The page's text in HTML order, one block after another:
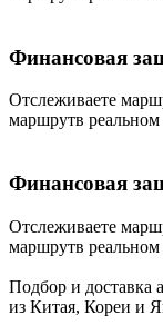
Финансовая
Отслеживаете
маршрутв
Финансовая
Отслеживаете
маршрутв
Подбор и доставка
из Китая, Кореи и